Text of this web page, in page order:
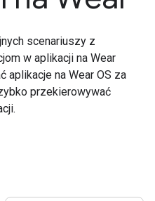
scenariuszy z
w aplikacji na Wear
na Wear OS za
przekierowywać